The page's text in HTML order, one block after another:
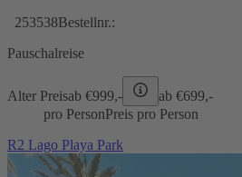
253538Bestellnr.:
Pauschalreise
Alter Preisab €999,- ab €699,-
pro PersonPreis pro Person
R2 Lago Playa Park